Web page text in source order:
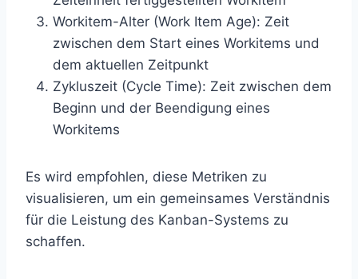
Workitem-Alter (Work Item Age): Zeit
zwischen dem Start eines Workitems und
dem aktuellen Zeitpunkt
Zykluszeit (Cycle Time): Zeit zwischen dem
Beginn und der Beendigung eines
Workitems
Es wird empfohlen, diese Metriken zu
visualisieren, um ein gemeinsames Verständnis
für die Leistung des Kanban-Systems zu
schaffen.